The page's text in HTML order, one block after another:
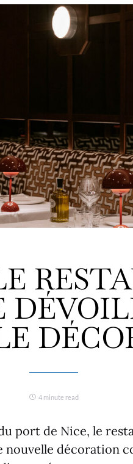
4 minute read
port de Nice, le
nouvelle décoration